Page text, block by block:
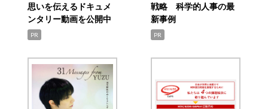
思いを伝えるドキュメ
ンタリー動画を公開中
PR
戦略 科学的人事の最
新事例
PR